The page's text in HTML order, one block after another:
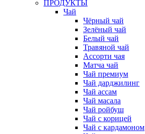
ПРОДУКТЫ
Чай
Чёрный чай
Зелёный чай
Белый чай
Травяной чай
Ассорти чая
Матча чай
Чай премиум
Чай дарджилинг
Чай ассам
Чай масала
Чай ройбуш
Чай с корицей
Чай с кардамоном